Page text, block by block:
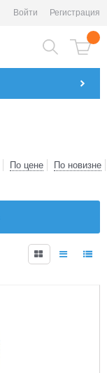
Войти Регистрация
По цене
По новизне